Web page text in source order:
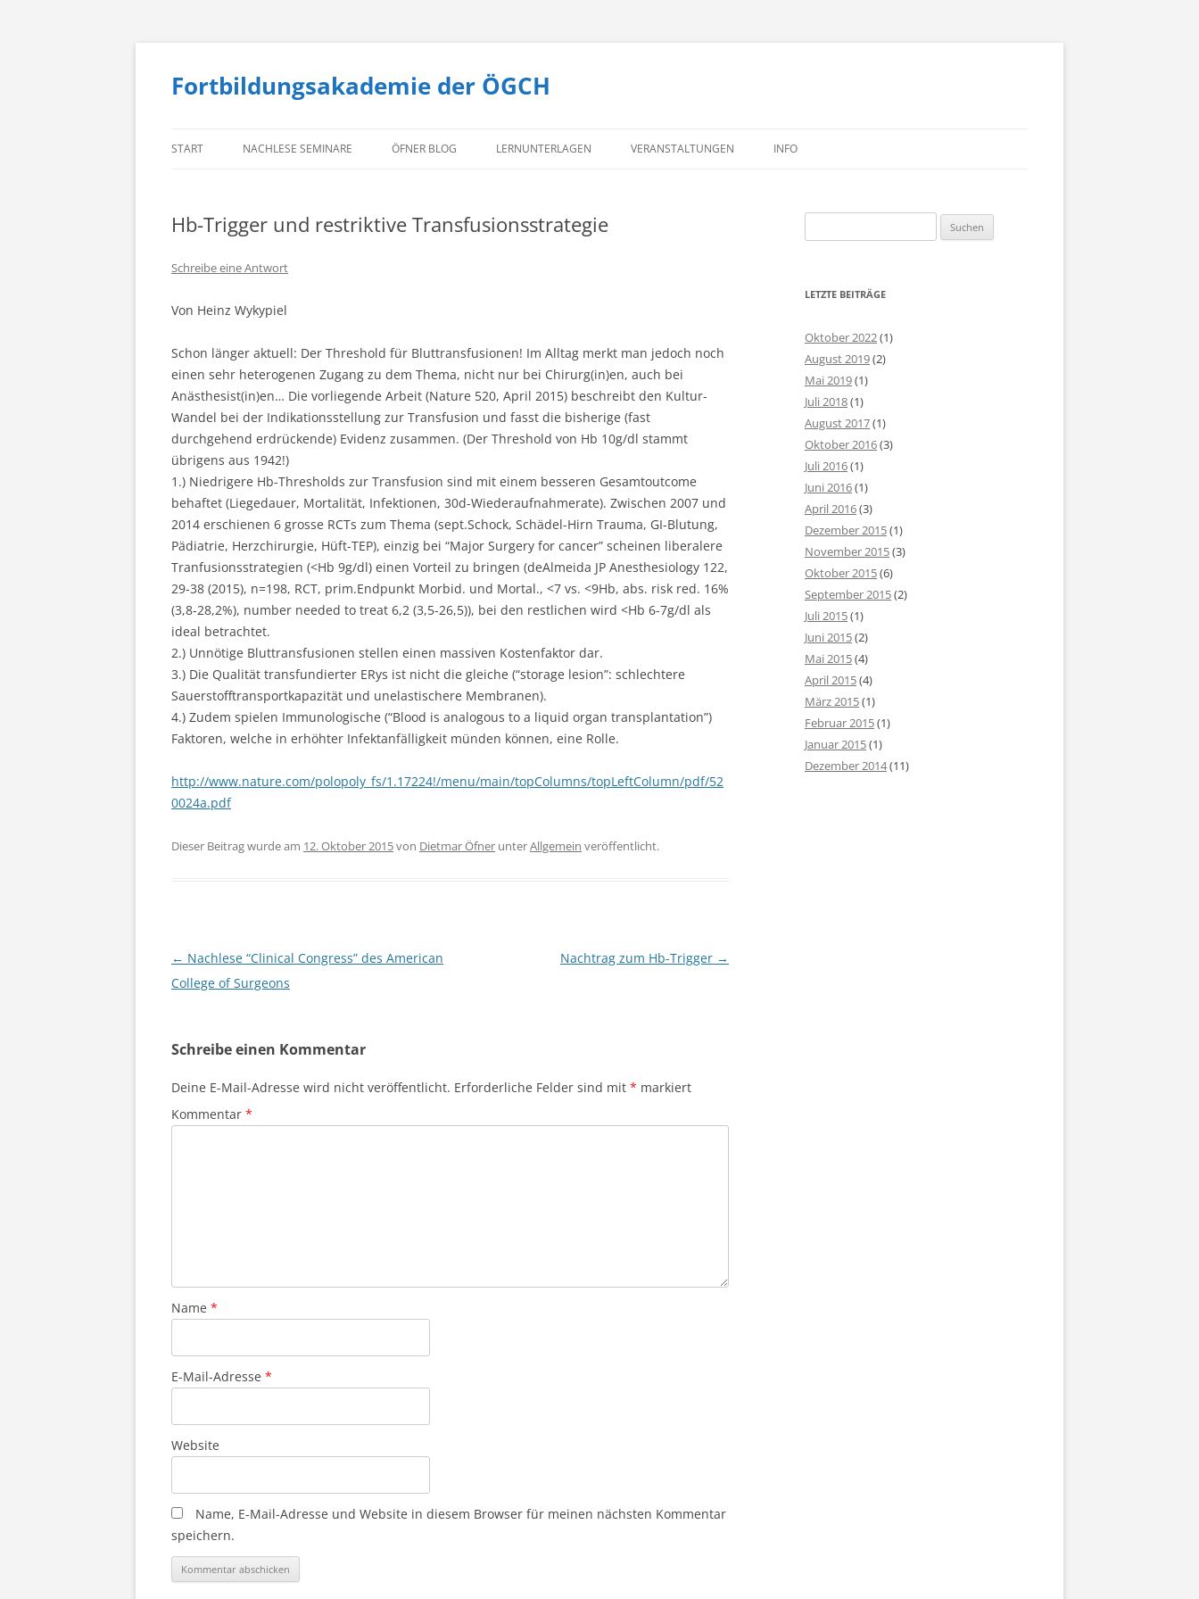
Fortbildungsakademie der ÖGCH
Inhalt
START NACHLESE SEMINARE ÖFNER BLOG LERNUNTERLAGEN VERANSTALTUNGEN INFO
IMPRESSUM
Hb-Trigger und restriktive Transfusionsstrategie
Schreibe eine Antwort
Von Heinz Wykypiel
Schon länger aktuell: Der Threshold für Bluttransfusionen! Im Alltag merkt man jedoch noch
einen sehr heterogenen Zugang zu dem Thema, nicht nur bei Chirurg(in)en, auch bei
Anästhesist(in)en… Die vorliegende Arbeit (Nature 520, April 2015) beschreibt den Kultur-
Wandel bei der Indikationsstellung zur Transfusion und fasst die bisherige (fast
durchgehend erdrückende) Evidenz zusammen. (Der Threshold von Hb 10g/dl stammt
übrigens aus 1942!)
1.) Niedrigere Hb-Thresholds zur Transfusion sind mit einem besseren Gesamtoutcome
behaftet (Liegedauer, Mortalität, Infektionen, 30d-Wiederaufnahmerate). Zwischen 2007 und
2014 erschienen 6 grosse RCTs zum Thema (sept.Schock, Schädel-Hirn Trauma, GI-Blutung,
Pädiatrie, Herzchirurgie, Hüft-TEP), einzig bei “Major Surgery for cancer” scheinen liberalere
Tranfusionsstrategien (<Hb 9g/dl) einen Vorteil zu bringen (deAlmeida JP Anesthesiology 122,
29-38 (2015), n=198, RCT, prim.Endpunkt Morbid. und Mortal., <7 vs. <9Hb, abs. risk red. 16%
(3,8-28,2%), number needed to treat 6,2 (3,5-26,5)), bei den restlichen wird <Hb 6-7g/dl als
ideal betrachtet.
2.) Unnötige Bluttransfusionen stellen einen massiven Kostenfaktor dar.
3.) Die Qualität transfundierter ERys ist nicht die gleiche (“storage lesion”: schlechtere
Sauerstofftransportkapazität und unelastischere Membranen).
4.) Zudem spielen Immunologische (“Blood is analogous to a liquid organ transplantation”)
Faktoren, welche in erhöhter Infektanfälligkeit münden können, eine Rolle.
http://www.nature.com/polopoly_fs/1.17224!/menu/main/topColumns/topLeftColumn/pdf/52
0024a.pdf
Dieser Beitrag wurde am 12. Oktober 2015von Dietmar Öfner unterAllgemein veröffentlicht.
Beitragsnavigation
← Nachlese “Clinical Congress” des American
College of Surgeons
Nachtrag zum Hb-Trigger →
Schreibe einen Kommentar
Deine E-Mail-Adresse wird nicht veröffentlicht. Erforderliche Felder sind mit * markiert
Kommentar *
Name *
E-Mail-Adresse *
Website
Name, E-Mail-Adresse und Website in diesem Browser für meinen nächsten Kommentar
speichern.
nach:
LETZTE BEITRÄGE
Oktober 2022(1)
August 2019(2)
Mai 2019(1)
Juli 2018(1)
August 2017(1)
Oktober 2016(3)
Juli 2016(1)
Juni 2016(1)
April 2016(3)
Dezember 2015(1)
November 2015(3)
Oktober 2015(6)
September 2015(2)
Juli 2015(1)
Juni 2015(2)
Mai 2015(4)
April 2015(4)
März 2015(1)
Februar 2015(1)
Januar 2015(1)
Dezember 2014(11)